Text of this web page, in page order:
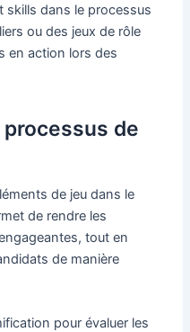
skills dans le processus
ou des jeux de rôle
en action lors des
de
de jeu dans le
de rendre les
tout en
de manière
pour évaluer les